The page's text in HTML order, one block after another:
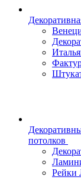
потолков
Рейки